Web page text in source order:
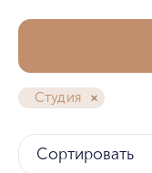
Студия
Сортировать